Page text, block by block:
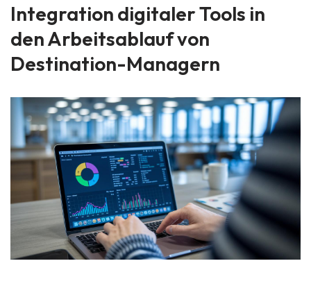
Integration digitaler Tools in
den Arbeitsablauf von
Destination-Managern